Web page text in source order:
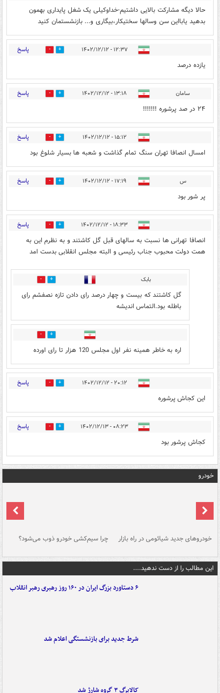
حالا دیگه مشارکت بالایی داشتیم-خداوکیلی یک شغل پایداری بهمون
بدهید یابااین سن وسالها سختیکار،بیگاری و... بازنشستمان کنید
۱۲:۳۷ - ۱۴۰۲/۱۲/۱۲ 6 پاسخ
یازده درصد
سامان ۱۳:۱۸ - ۱۴۰۲/۱۲/۱۲ 6 پاسخ
۲۴ در صد پرشوره !!!!!!!
۱۵:۱۲ - ۱۴۰۲/۱۲/۱۲ 2 پاسخ
امسال انصافا تهران سنگ تمام گذاشت و شعبه ها بسیار شلوغ بود
س ۱۷:۱۹ - ۱۴۰۲/۱۲/۱۲ 2 پاسخ
پر شور بود
۱۸:۳۳ - ۱۴۰۲/۱۲/۱۲ 2 پاسخ
انصافا تهرانی ها نسبت به سالهای قبل گل کاشتند و به نظرم این به
همت دولت محبوب جناب رئیسی و البته مجلس انقلابی بدست امد
بابک 0
گل کاشتند که بیست و چهار درصد رای دادن تازه نصفشم رای
باطله بود.التماس اندیشه
2
اره به خاطر همینه نفر اول مجلس 120 هزار تا رای اورده
۲۰:۱۲ - ۱۴۰۲/۱۲/۱۲ 2 پاسخ
این کجاش پرشوره
۰۸:۲۳ - ۱۴۰۲/۱۲/۱۳ 2 پاسخ
کجاش پرشور بود
خودرو
خودروهای جدید شیائومی در راه بازار چرا سیم‌کشی خودرو ذوب می‌شود؟
این مطالب را از دست ندهید....
۶ دستاورد بزرگ ایران در ۱۶۰ روز رهبری رهبر انقلاب
شرط جدید برای بازنشستگی اعلام شد
کالابرگ ۳ گروه شارژ شد